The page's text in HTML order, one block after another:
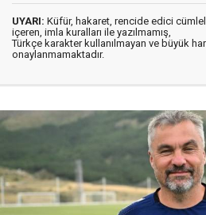
UYARI: Küfür, hakaret, rencide edici
içeren, imla kuralları ile yazılmamış,
Türkçe karakter kullanılmayan ve büyük
onaylanmamaktadır.